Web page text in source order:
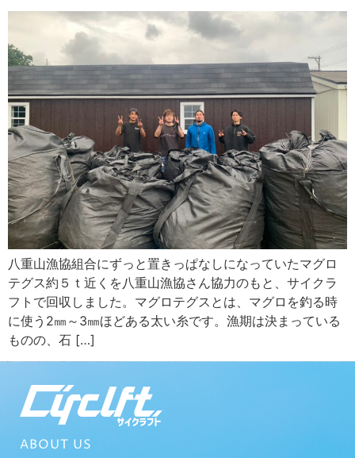
八重山漁協組合にずっと置きっぱなしになっていたマグロ
テグス約５ｔ近くを八重山漁協さん協力のもと、サイクラ
フトで回収しました。マグロテグスとは、マグロを釣る時
に使う2㎜～3㎜ほどある太い糸です。漁期は決まっている
ものの、石 […]
ABOUT US